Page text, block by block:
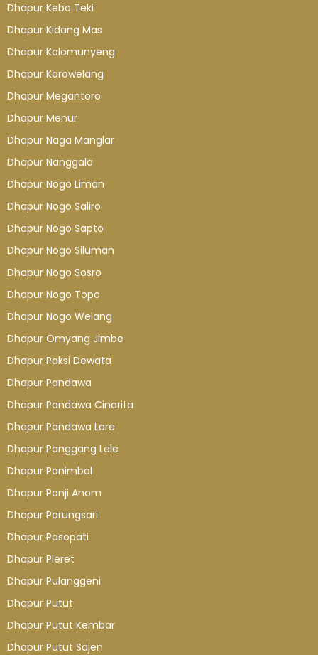
Dhapur Kebo Teki
Dhapur Kidang Mas
Dhapur Kolomunyeng
Dhapur Korowelang
Dhapur Megantoro
Dhapur Menur
Dhapur Naga Manglar
Dhapur Nanggala
Dhapur Nogo Liman
Dhapur Nogo Saliro
Dhapur Nogo Sapto
Dhapur Nogo Siluman
Dhapur Nogo Sosro
Dhapur Nogo Topo
Dhapur Nogo Welang
Dhapur Omyang Jimbe
Dhapur Paksi Dewata
Dhapur Pandawa
Dhapur Pandawa Cinarita
Dhapur Pandawa Lare
Dhapur Panggang Lele
Dhapur Panimbal
Dhapur Panji Anom
Dhapur Parungsari
Dhapur Pasopati
Dhapur Pleret
Dhapur Pulanggeni
Dhapur Putut
Dhapur Putut Kembar
Dhapur Putut Sajen